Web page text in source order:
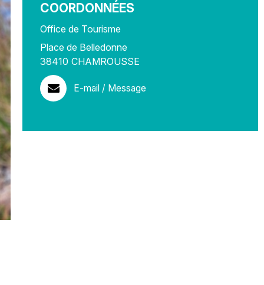
COORDONNÉES
Office de Tourisme
Place de Belledonne
38410 CHAMROUSSE
E-mail / Message